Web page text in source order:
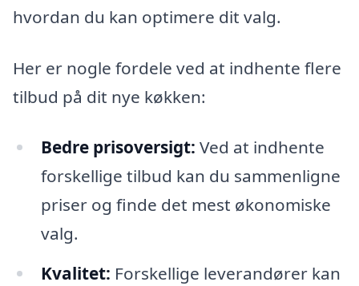
hvordan du kan optimere dit valg.
Her er nogle fordele ved at indhente flere
tilbud på dit nye køkken:
Bedre prisoversigt: Ved at indhente
forskellige tilbud kan du sammenligne
priser og finde det mest økonomiske
valg.
Kvalitet: Forskellige leverandører kan